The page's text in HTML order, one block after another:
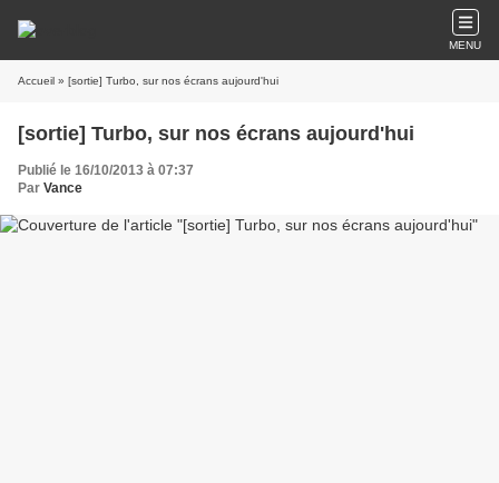
MENU
Accueil » [sortie] Turbo, sur nos écrans aujourd'hui
[sortie] Turbo, sur nos écrans aujourd'hui
Publié le 16/10/2013 à 07:37
Par Vance